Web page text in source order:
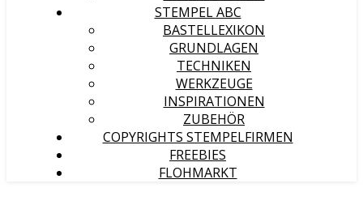
STEMPEL ABC
BASTELLEXIKON
GRUNDLAGEN
TECHNIKEN
WERKZEUGE
INSPIRATIONEN
ZUBEHÖR
COPYRIGHTS STEMPELFIRMEN
FREEBIES
FLOHMARKT